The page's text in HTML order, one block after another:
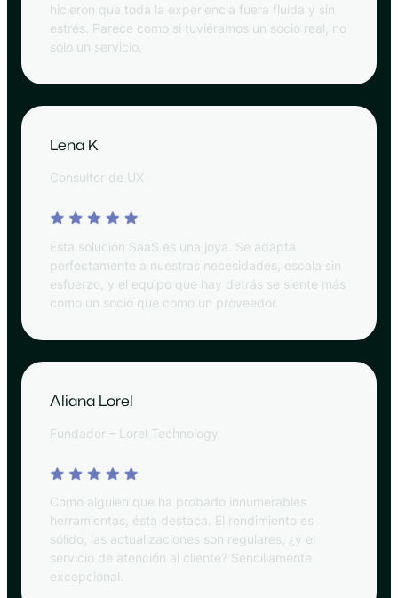
hicieron que toda la experiencia fuera fluida y sin
estrés. Parece como si tuviéramos un socio real, no
solo un servicio.
Lena K
Consultor de UX
Esta solución SaaS es una joya. Se adapta
perfectamente a nuestras necesidades, escala sin
esfuerzo, y el equipo que hay detrás se siente más
como un socio que como un proveedor.
Aliana Lorel
Fundador – Lorel Technology
Como alguien que ha probado innumerables
herramientas, ésta destaca. El rendimiento es
sólido, las actualizaciones son regulares, ¿y el
servicio de atención al cliente? Sencillamente
excepcional.